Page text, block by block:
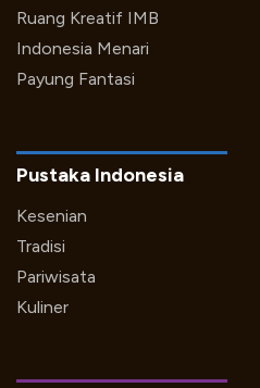
Ruang Kreatif IMB
Indonesia Menari
Payung Fantasi
Pustaka Indonesia
Kesenian
Tradisi
Pariwisata
Kuliner